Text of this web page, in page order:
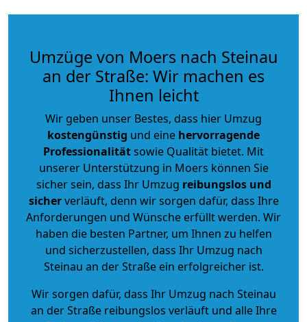
Umzüge von Moers nach Steinau
an der Straße: Wir machen es
Ihnen leicht
Wir geben unser Bestes, dass hier Umzug
kostengünstig und eine hervorragende
Professionalitätsowie Qualität bietet. Mit
unserer Unterstützung in Moers können Sie
sicher sein, dass Ihr Umzug reibungslos und
sicherverläuft, denn wir sorgen dafür, dass Ihre
Anforderungen und Wünsche erfüllt werden. Wir
haben die besten Partner, um Ihnen zu helfen
und sicherzustellen, dass Ihr Umzug nach
Steinau an der Straße ein erfolgreicher ist.
Wir sorgen dafür, dass Ihr Umzug nach Steinau
an der Straße reibungslos verläuft und alle Ihre